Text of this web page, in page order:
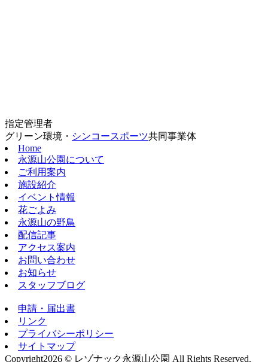
指定管理者
グリーン環境・ シンコースポーツ共同事業体
Home
永源山公園について
ご利用案内
施設紹介
イベント情報
花ごよみ
永源山の野鳥
配信記事
アクセス案内
お問い合わせ
お知らせ
スタッフブログ
申請・届出書
リンク
プライバシーポリシー
サイトマップ
Copyright2026 © レゾナック永源山公園 All Rights Reserved.